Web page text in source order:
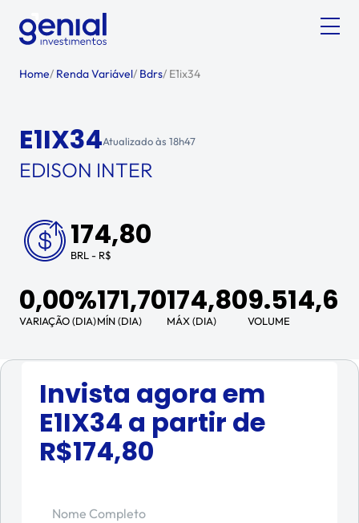
Home/ Renda Variável/ Bdrs/ E1ix34
E1IX34Atualizado às 18h47
EDISON INTER
174,80
BRL - R$
0,00%
VARIAÇÃO (DIA)
171,70
MÍN (DIA)
174,80
MÁX (DIA)
9.514,63
VOLUME
Invista agora em
E1IX34 a partir de
R$174,80
Nome Completo